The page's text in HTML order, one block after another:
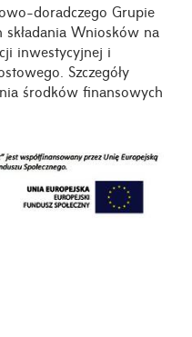
doradczego Grupie
Wniosków na
inwestycyjnej i
Szczegóły
środków finansowych